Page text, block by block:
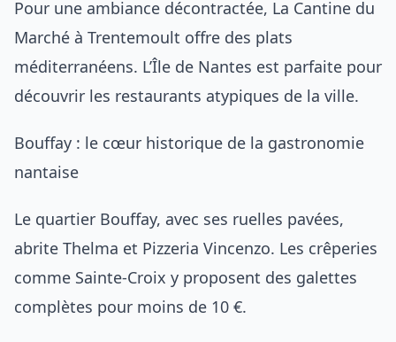
Pour une ambiance décontractée, La Cantine du
Marché à Trentemoult offre des plats
méditerranéens. L’Île de Nantes est parfaite pour
découvrir les restaurants atypiques de la ville.
Bouffay : le cœur historique de la gastronomie
nantaise
Le quartier Bouffay, avec ses ruelles pavées,
abrite Thelma et Pizzeria Vincenzo. Les crêperies
comme Sainte-Croix y proposent des galettes
complètes pour moins de 10 €.